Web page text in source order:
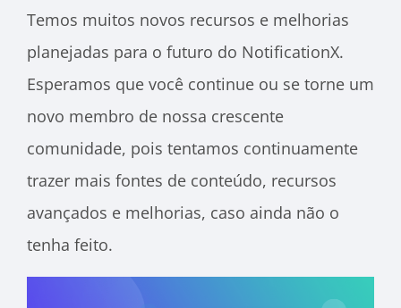
Temos muitos novos recursos e melhorias
planejadas para o futuro do NotificationX.
Esperamos que você continue ou se torne um
novo membro de nossa crescente
comunidade, pois tentamos continuamente
trazer mais fontes de conteúdo, recursos
avançados e melhorias, caso ainda não o
tenha feito.